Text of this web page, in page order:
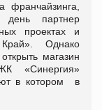
франчайзинга,
день партнер
проектах и
Однако
магазин
«Синергия»
в котором в